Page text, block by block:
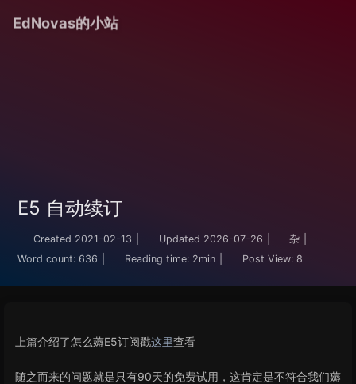
EdNovas的小站
E5 自动续订
Created 2021-02-13 Updated 2026-07-26 杂
Word count: 636 Reading time: 2min Post View: 8
上篇介绍了怎么薅E5订阅戳这里查看
随之而来的问题就是只有90天的免费试用，这肯定是不符合我们薅